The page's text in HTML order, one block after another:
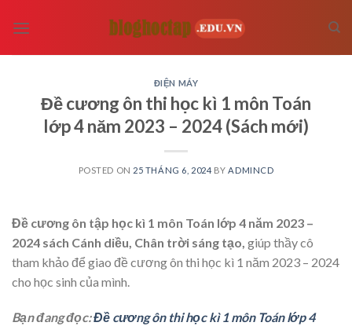
ĐIỆN MÁY
Đề cương ôn thi học kì 1 môn Toán
lớp 4 năm 2023 – 2024 (Sách mới)
POSTED ON 25 THÁNG 6, 2024 BY ADMINCD
Đề cương ôn tập học kì 1 môn Toán lớp 4 năm 2023 –
2024 sách Cánh diều, Chân trời sáng tạo, giúp thầy cô
tham khảo để giao đề cương ôn thi học kì 1 năm 2023 – 2024
cho học sinh của mình.
Bạn đang đọc:Đề cương ôn thi học kì 1 môn Toán lớp 4